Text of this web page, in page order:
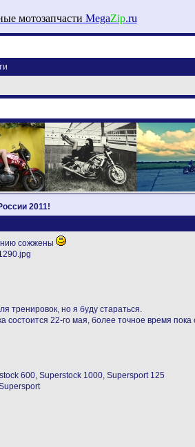
мотозапчасти MegaZip.ru
2011!
сожжены
тренировок, но я буду стараться.
22-го мая, более точное время
600, Superstock 1000, Supersport 125